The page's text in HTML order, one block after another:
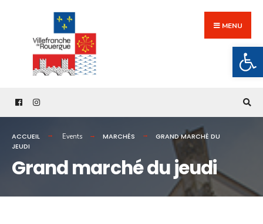
content
MENU
ACCUEIL Events MARCHÉS
GRAND MARCHÉ DU
JEUDI
Grand marché du jeudi